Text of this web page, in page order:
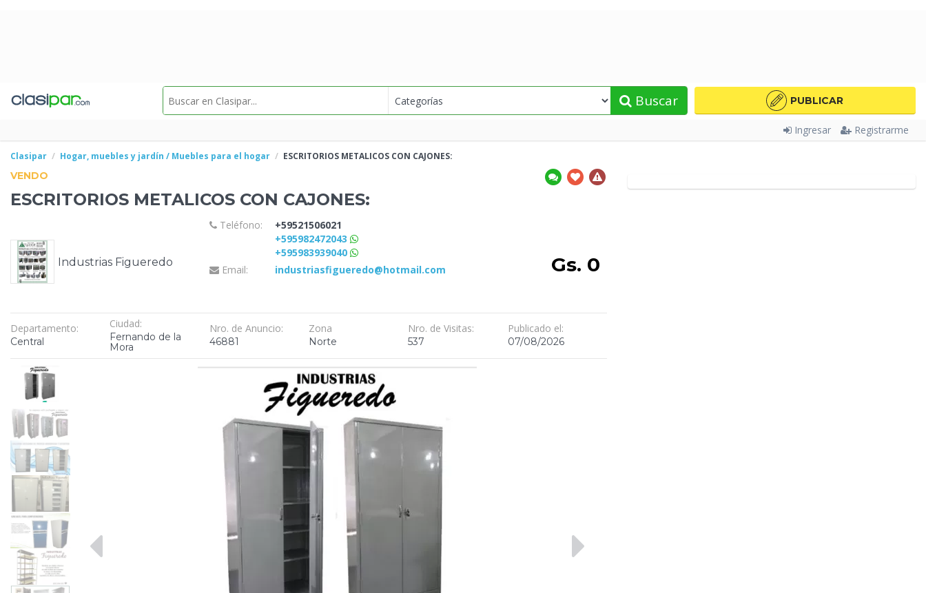
Buscar PUBLICAR
Ingresar Registrarme
Clasipar Hogar, muebles y jardín / Muebles para el hogar ESCRITORIOS METALICOS CON CAJONES:
VENDO
ESCRITORIOS METALICOS CON CAJONES:
Industrias Figueredo
Teléfono:
+59521506021
+595982472043
+595983939040
Email:
industriasfigueredo@hotmail.com Gs. 0
Departamento:
Central
Ciudad:
Fernando de la
Mora
Nro. de Anuncio:
46881
Zona
Norte
Nro. de Visitas:
537
Publicado el:
07/08/2026